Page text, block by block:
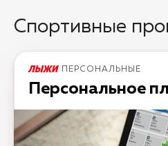
Спортивные
ПЕРСОНАЛЬНЫЕ
Персональное